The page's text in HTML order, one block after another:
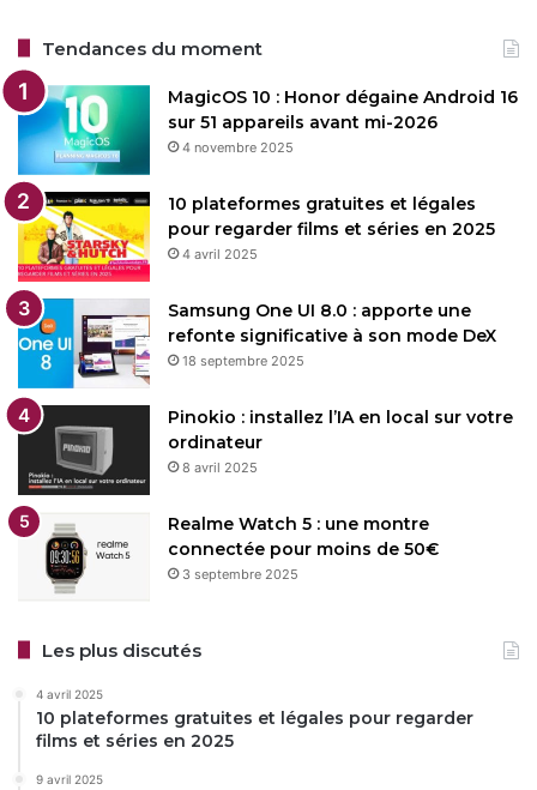
Tendances du moment
MagicOS 10 : Honor dégaine Android 16
sur 51 appareils avant mi-2026
4 novembre 2025
10 plateformes gratuites et légales
pour regarder films et séries en 2025
4 avril 2025
Samsung One UI 8.0 : apporte une
refonte significative à son mode DeX
18 septembre 2025
Pinokio : installez l’IA en local sur votre
ordinateur
8 avril 2025
Realme Watch 5 : une montre
connectée pour moins de 50€
3 septembre 2025
Les plus discutés
4 avril 2025
10 plateformes gratuites et légales pour regarder
films et séries en 2025
9 avril 2025